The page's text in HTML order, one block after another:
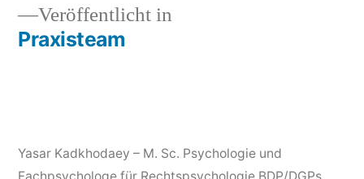
Beitragsnavigation
Veröffentlicht in
Praxisteam
Yasar Kadkhodaey – M. Sc. Psychologie und